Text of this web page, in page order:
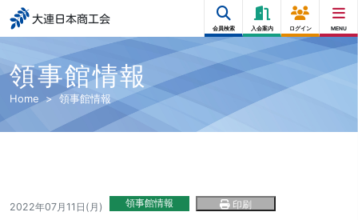
大連日本商工会
会員検索 入会案内 ログイン MENU
領事館情報
Home 領事館情報
2022年07月11日(月) 領事館情報 印刷